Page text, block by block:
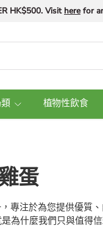
HK$500. Visit herefor
植物性飲食
蛋
專注於為您提供優質
為什麼我們只與值得